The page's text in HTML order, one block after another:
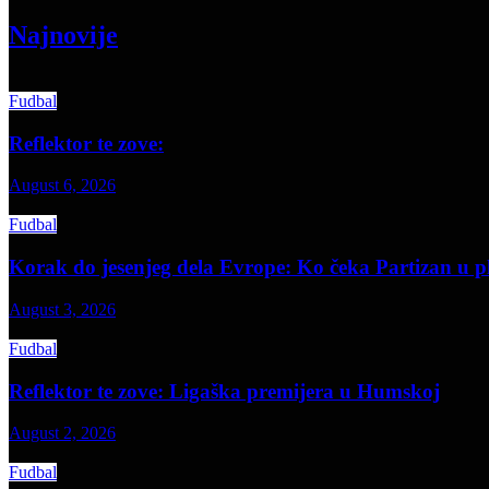
Najnovije
Fudbal
Reflektor te zove:
August 6, 2026
Fudbal
Korak do jesenjeg dela Evrope: Ko čeka Partizan u
August 3, 2026
Fudbal
Reflektor te zove: Ligaška premijera u Humskoj
August 2, 2026
Fudbal